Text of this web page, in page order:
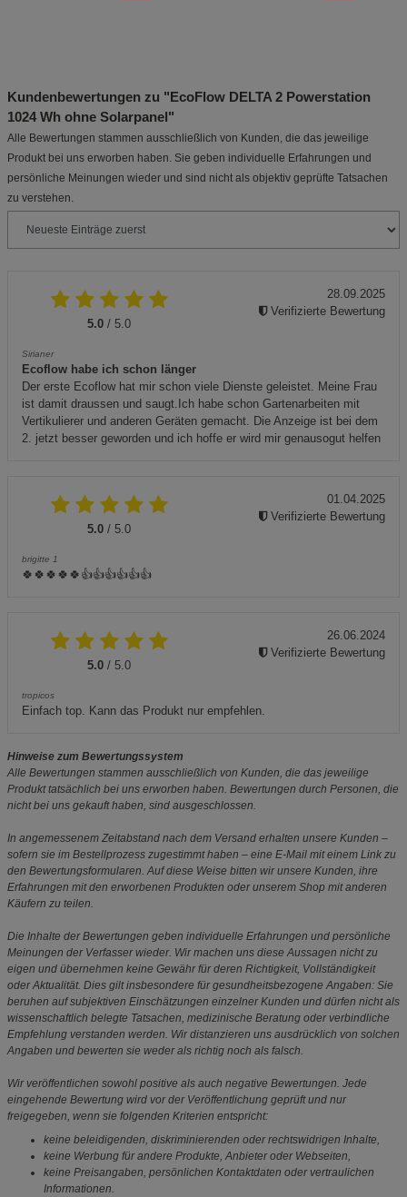
Kundenbewertungen zu "EcoFlow DELTA 2 Powerstation
1024 Wh ohne Solarpanel"
Alle Bewertungen stammen ausschließlich von Kunden, die das jeweilige
Produkt bei uns erworben haben. Sie geben individuelle Erfahrungen und
persönliche Meinungen wieder und sind nicht als objektiv geprüfte Tatsachen
zu verstehen.
5.0 / 5.0
Sirianer
Ecoflow habe ich schon länger
Der erste Ecoflow hat mir schon viele Dienste geleistet. Meine Frau
ist damit draussen und saugt.Ich habe schon Gartenarbeiten mit
Vertikulierer und anderen Geräten gemacht. Die Anzeige ist bei dem
2. jetzt besser geworden und ich hoffe er wird mir genausogut helfen
28.09.2025
Verifizierte Bewertung
5.0 / 5.0
brigitte 1
🍀🍀🍀🍀🍀👍👍👍👍👍👍
01.04.2025
Verifizierte Bewertung
5.0 / 5.0
tropicos
Einfach top. Kann das Produkt nur empfehlen.
26.06.2024
Verifizierte Bewertung
Hinweise zum Bewertungssystem
Alle Bewertungen stammen ausschließlich von Kunden, die das jeweilige
Produkt tatsächlich bei uns erworben haben. Bewertungen durch Personen, die
nicht bei uns gekauft haben, sind ausgeschlossen.
In angemessenem Zeitabstand nach dem Versand erhalten unsere Kunden –
sofern sie im Bestellprozess zugestimmt haben – eine E-Mail mit einem Link zu
den Bewertungsformularen. Auf diese Weise bitten wir unsere Kunden, ihre
Erfahrungen mit den erworbenen Produkten oder unserem Shop mit anderen
Käufern zu teilen.
Die Inhalte der Bewertungen geben individuelle Erfahrungen und persönliche
Meinungen der Verfasser wieder. Wir machen uns diese Aussagen nicht zu
eigen und übernehmen keine Gewähr für deren Richtigkeit, Vollständigkeit
oder Aktualität. Dies gilt insbesondere für gesundheitsbezogene Angaben: Sie
beruhen auf subjektiven Einschätzungen einzelner Kunden und dürfen nicht als
wissenschaftlich belegte Tatsachen, medizinische Beratung oder verbindliche
Empfehlung verstanden werden. Wir distanzieren uns ausdrücklich von solchen
Angaben und bewerten sie weder als richtig noch als falsch.
Wir veröffentlichen sowohl positive als auch negative Bewertungen. Jede
eingehende Bewertung wird vor der Veröffentlichung geprüft und nur
freigegeben, wenn sie folgenden Kriterien entspricht:
keine beleidigenden, diskriminierenden oder rechtswidrigen Inhalte,
keine Werbung für andere Produkte, Anbieter oder Webseiten,
keine Preisangaben, persönlichen Kontaktdaten oder vertraulichen
Informationen.